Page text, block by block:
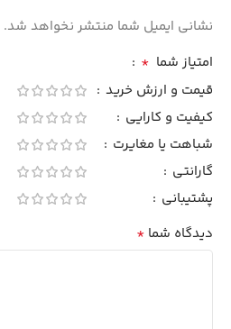
نشانی ایمیل شما منتشر نخواهد شد.
امتیاز شما *
قیمت و ارزش خرید
کیفیت و کارایی
شباهت یا مغایرت
گارانتی
پشتیبانی
دیدگاه شما *